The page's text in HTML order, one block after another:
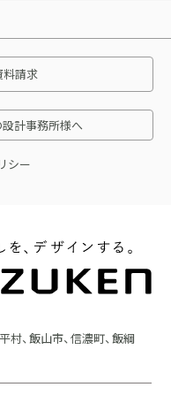
料請求
計事務所様へ
シー
村、飯山市、信濃町、飯綱